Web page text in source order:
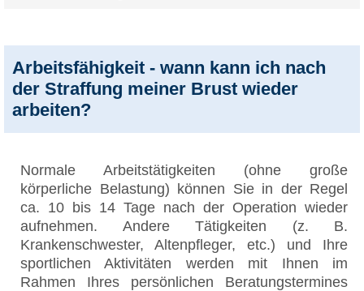
Arbeitsfähigkeit - wann kann ich nach
der Straffung meiner Brust wieder
arbeiten?
Normale Arbeitstätigkeiten (ohne große
körperliche Belastung) können Sie in der Regel
ca. 10 bis 14 Tage nach der Operation wieder
aufnehmen. Andere Tätigkeiten (z. B.
Krankenschwester, Altenpfleger, etc.) und Ihre
sportlichen Aktivitäten werden mit Ihnen im
Rahmen Ihres persönlichen Beratungstermines